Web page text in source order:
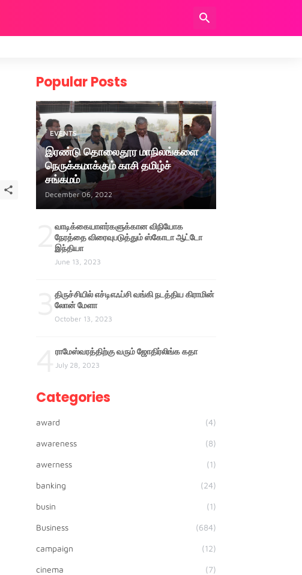
Popular Posts
EVENTS
இரண்டு தொலைதூர மாநிலங்களை
நெருக்கமாக்கும் காசி தமிழ்ச்
சங்கமம்
December 06, 2022
வாடிக்கையாளர்களுக்கான விநியோக
நேரத்தை விரைவுபடுத்தும் ஸ்கோடா ஆட்டோ
இந்தியா
June 13, 2023
திருச்சியில் எச்டிஎஃப்சி வங்கி நடத்திய கிராமின்
லோன் மேளா
October 13, 2023
ராமேஸ்வரத்திற்கு வரும் ஜோதிர்லிங்க கதா
July 28, 2023
Categories
award (4)
awareness (8)
awerness (1)
banking (24)
busin (1)
Business (684)
campaign (12)
cinema (7)